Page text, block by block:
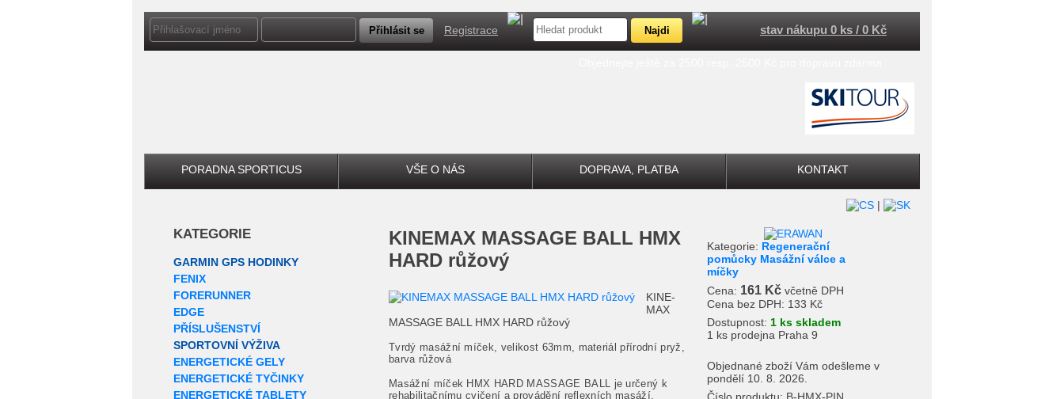
Registrace stav nákupu 0 ks / 0 Kč
PORADNA SPORTICUS VŠE O NÁS DOPRAVA, PLATBA KONTAKT
|
KATEGORIE
GARMIN GPS HODINKY
FENIX
FORERUNNER
EDGE
PŘÍSLUŠENSTVÍ
SPORTOVNÍ VÝŽIVA
ENERGETICKÉ GELY
ENERGETICKÉ TYČINKY
ENERGETICKÉ TABLETY
KINEMAX MASSAGE BALL HMX
HARD růžový
KINE-
MAX
MASSAGE BALL HMX HARD růžový
Tvrdý masážní míček, velikost 63mm, materiál přírodní pryž,
barva růžová
Masážní míček HMX HARD MASSAGE BALL je určený k
rehabilitačnímu cvičení a provádění reflexních masáží.
Kategorie: Regenerační
pomůcky Masážní válce a
míčky
Cena: 161 Kč včetně DPH
Cena bez DPH: 133 Kč
Dostupnost: 1 ks skladem
1 ks prodejna Praha 9
Objednané zboží Vám odešleme v
pondělí 10. 8. 2026.